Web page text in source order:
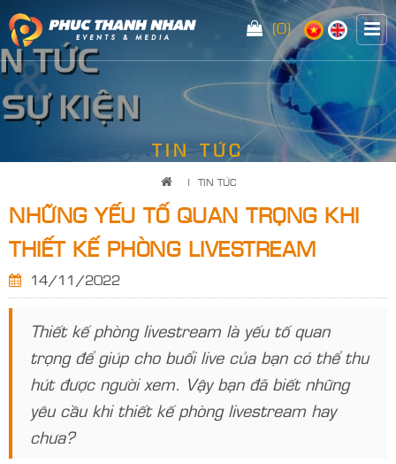
(0)
<
TIN TỨC
| TIN TỨC
NHỮNG YẾU TỐ QUAN TRỌNG KHI
THIẾT KẾ PHÒNG LIVESTREAM
14/11/2022
Thiết kế phòng livestream là yếu tố quan
trọng để giúp cho buổi live của bạn có thể thu
hút được người xem. Vậy bạn đã biết những
yêu cầu khi thiết kế phòng livestream hay
chưa?